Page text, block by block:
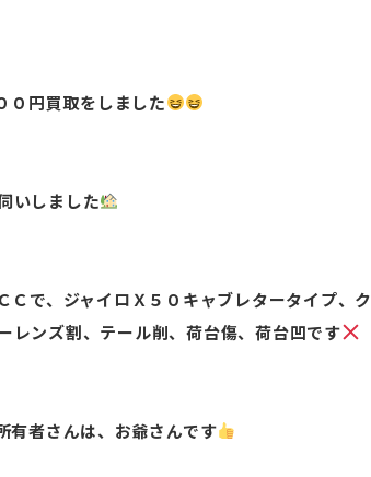
０円買取をしました
いしました
で、ジャイロＸ５０キャブレタータイプ、
レンズ割、テール削、荷台傷、荷台凹です
有者さんは、お爺さんです